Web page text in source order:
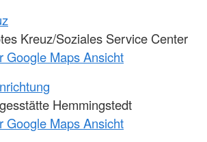
Kreuz/Soziales Service Center
Google Maps Ansicht
Hemmingstedt
Google Maps Ansicht